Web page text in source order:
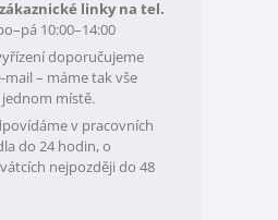
linky na tel.
10:00–14:00
doporučujeme
mail – máme tak vše
místě.
v pracovních
do 24 hodin, o
nejpozději do 48